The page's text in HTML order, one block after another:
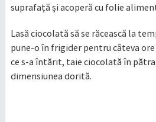
suprafață și acoperă cu folie
Lasă ciocolată să se răcească la
pune-o în frigider pentru câteva
ce s-a întărit, taie ciocolată în
dimensiunea dorită.